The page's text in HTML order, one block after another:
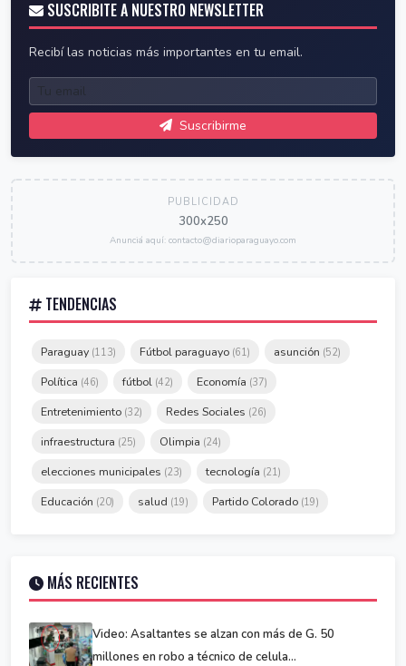
SUSCRIBITE A NUESTRO NEWSLETTER
Recibí las noticias más importantes en tu email.
Suscribirme
PUBLICIDAD
300x250
Anunciá aquí: contacto@diarioparaguayo.com
TENDENCIAS
Paraguay (113) Fútbol paraguayo (61) asunción (52)
Política (46) fútbol (42) Economía (37)
Entretenimiento (32) Redes Sociales (26)
infraestructura (25) Olimpia (24)
elecciones municipales (23) tecnología (21)
Educación (20) salud (19) Partido Colorado (19)
MÁS RECIENTES
Video: Asaltantes se alzan con más de G. 50
millones en robo a técnico de celula...